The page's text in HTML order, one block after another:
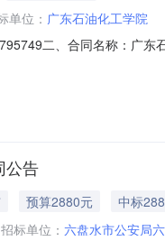
单位： 广东石油化工学院
二、合同名称：广
方式：18926720269六
公告
预算2880元
中标
招标单位： 六盘水市公安局